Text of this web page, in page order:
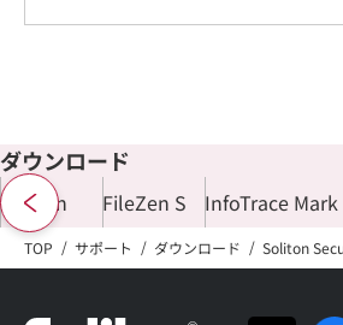
ダウンロード
FileZen FileZen S InfoTrace Mark
TOP サポート ダウンロード Soliton